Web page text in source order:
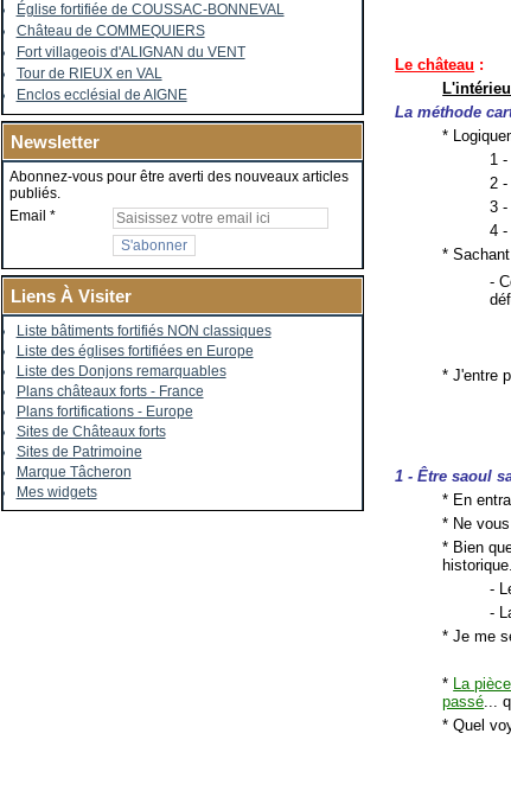
Église fortifiée de COUSSAC-BONNEVAL
Château de COMMEQUIERS
Fort villageois d'ALIGNAN du VENT
Tour de RIEUX en VAL
Enclos ecclésial de AIGNE
Newsletter
Abonnez-vous pour être averti des nouveaux articles
publiés.
Email
Liens À Visiter
Liste bâtiments fortifiés NON classiques
Liste des églises fortifiées en Europe
Liste des Donjons remarquables
Plans châteaux forts - France
Plans fortifications - Europe
Sites de Châteaux forts
Sites de Patrimoine
Marque Tâcheron
Mes widgets
Le château :
La méthode
*
1 -
2
3 -
4 -
*
-
* J'entre
1 - Être saoul
* En
* Ne
* Bien
-
-
* Je me
*
La
passé ...
* Quel